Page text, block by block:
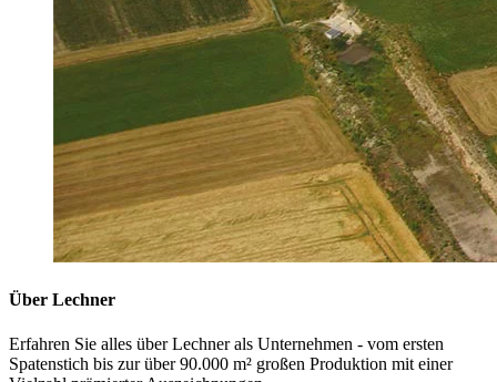
Über Lechner
Erfahren Sie alles über Lechner als Unternehmen - vom ersten
Spatenstich bis zur über 90.000 m² großen Produktion mit einer